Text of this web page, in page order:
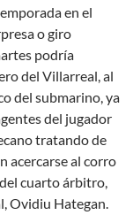
en el
o giro
podría
del Villarreal, al
del submarino, ya
del jugador
tratando de
acercarse al corro
cuarto árbitro,
Ovidiu Hategan.